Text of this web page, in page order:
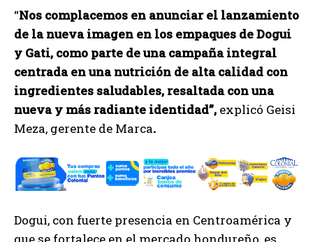
“Nos complacemos en anunciar el lanzamiento
de la nueva imagen en los empaques de Dogui
y Gati, como parte de una campaña integral
centrada en una nutrición de alta calidad con
ingredientes saludables, resaltada con una
nueva y más radiante identidad”, explicó Geisi
Meza, gerente de Marca.
Dogui, con fuerte presencia en Centroamérica y